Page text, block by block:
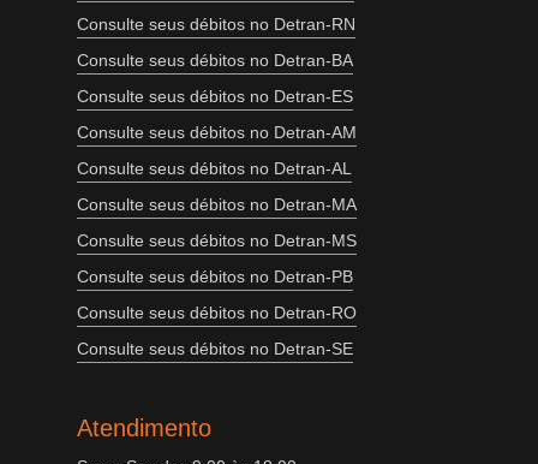
Consulte seus débitos no Detran-RN
Consulte seus débitos no Detran-BA
Consulte seus débitos no Detran-ES
Consulte seus débitos no Detran-AM
Consulte seus débitos no Detran-AL
Consulte seus débitos no Detran-MA
Consulte seus débitos no Detran-MS
Consulte seus débitos no Detran-PB
Consulte seus débitos no Detran-RO
Consulte seus débitos no Detran-SE
Atendimento